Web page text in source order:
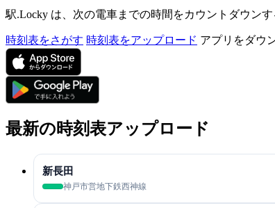
駅.Locky は、次の電車までの時間をカウントダウン
時刻表をさがす 時刻表をアップロード アプリをダウ
最新の時刻表アップロード
新長田
神戸市営地下鉄西神線